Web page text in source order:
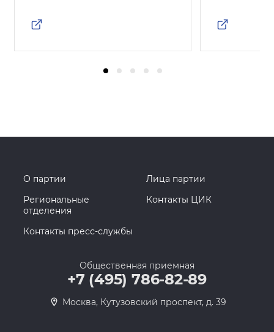
О партии
Лица партии
Региональные
отделения
Контакты ЦИК
Контакты пресс-службы
Общественная приемная
+7 (495) 786-82-89
Москва, Кутузовский проспект, д. 39